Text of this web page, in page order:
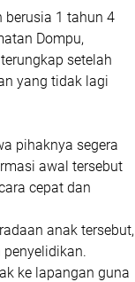
berusia 1 tahun 4
Dompu,
setelah
yang tidak lagi
pihaknya segera
awal tersebut
cepat dan
anak tersebut,
ke lapangan guna